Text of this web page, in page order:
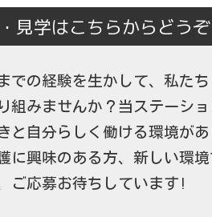
見学はこちらからどうぞ
での経験を生かして、私た
組みませんか？当ステーシ
と自分らしく働ける環境が
に興味のある方、新しい環
ご応募お待ちしています!